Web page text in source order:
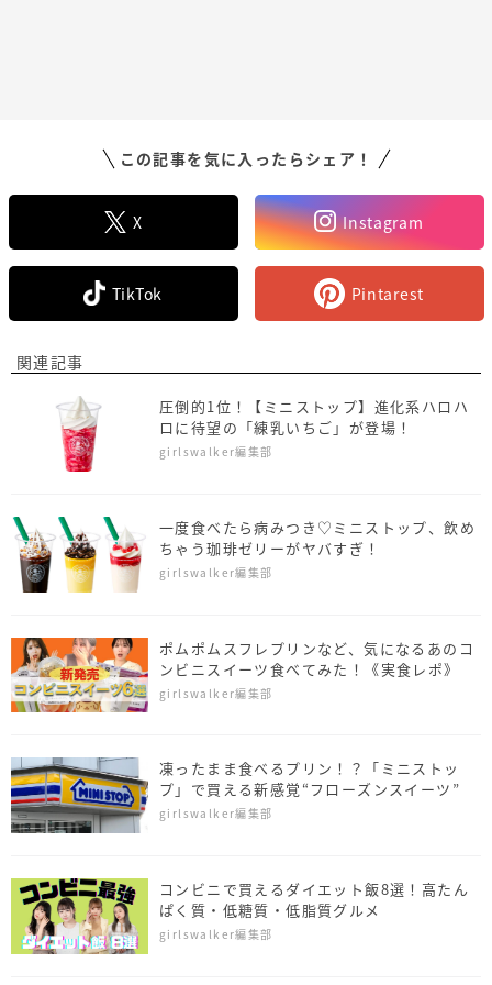
この記事を気に入ったらシェア！
X Instagram
TikTok Pintarest
関連記事
圧倒的1位！【ミニストップ】進化系ハロハ
ロに待望の「練乳いちご」が登場！
girlswalker編集部
一度食べたら病みつき♡ミニストップ、飲め
ちゃう珈琲ゼリーがヤバすぎ！
girlswalker編集部
ポムポムスフレプリンなど、気になるあのコ
ンビニスイーツ食べてみた！《実食レポ》
girlswalker編集部
凍ったまま食べるプリン！？「ミニストッ
プ」で買える新感覚“フローズンスイーツ”
girlswalker編集部
コンビニで買えるダイエット飯8選！高たん
ぱく質・低糖質・低脂質グルメ
girlswalker編集部